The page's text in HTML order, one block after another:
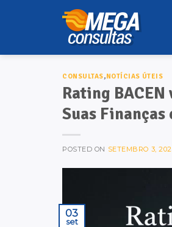
CONSULTAS,NOTÍCIAS ÚTEIS
Rating
Suas
POSTED ON SETEMBRO 3,
03
set